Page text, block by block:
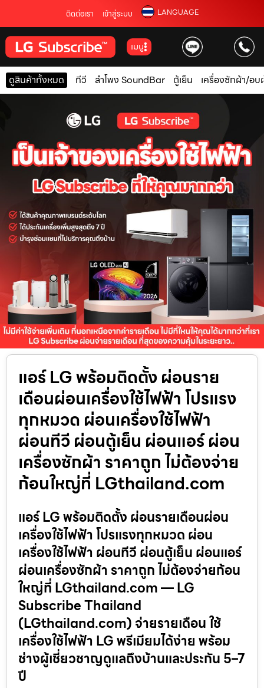
ติดต่อเรา เข้าสู่ระบบ LANGUAGE
เมนู
ดูสินค้าทั้งหมด ทีวี ลำโพง SoundBar ตู้เย็น เครื่องซักผ้า/อบ
แอร์ LG พร้อมติดตั้ง ผ่อนราย
เดือนผ่อนเครื่องใช้ไฟฟ้า โปรแรง
ทุกหมวด ผ่อนเครื่องใช้ไฟฟ้า
ผ่อนทีวี ผ่อนตู้เย็น ผ่อนแอร์ ผ่อน
เครื่องซักผ้า ราคาถูก ไม่ต้องจ่าย
ก้อนใหญ่ที่ LGthailand.com
แอร์ LG พร้อมติดตั้ง ผ่อนรายเดือนผ่อน
เครื่องใช้ไฟฟ้า โปรแรงทุกหมวด ผ่อน
เครื่องใช้ไฟฟ้า ผ่อนทีวี ผ่อนตู้เย็น ผ่อนแอร์
ผ่อนเครื่องซักผ้า ราคาถูก ไม่ต้องจ่ายก้อน
ใหญ่ที่ LGthailand.com — LG
Subscribe Thailand
(LGthailand.com) จ่ายรายเดือน ใช้
เครื่องใช้ไฟฟ้า LG พรีเมียมได้ง่าย พร้อม
ช่างผู้เชี่ยวชาญดูแลถึงบ้านและประกัน 5–7
ปี